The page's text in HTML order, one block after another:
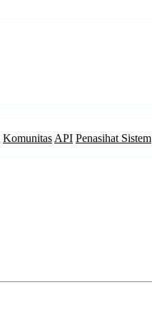
Komunitas API Penasihat Sistem